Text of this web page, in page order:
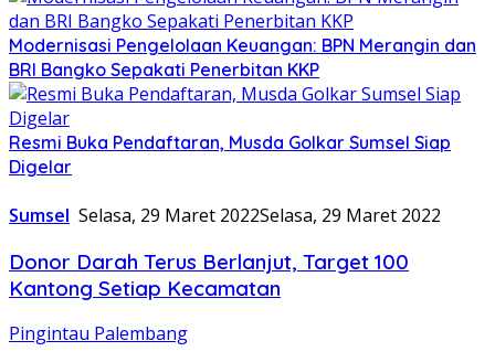
Modernisasi Pengelolaan Keuangan: BPN Merangin dan
BRI Bangko Sepakati Penerbitan KKP
Resmi Buka Pendaftaran, Musda Golkar Sumsel Siap
Digelar
Sumsel Selasa, 29 Maret 2022Selasa, 29 Maret 2022
Donor Darah Terus Berlanjut, Target 100
Kantong Setiap Kecamatan
Pingintau Palembang